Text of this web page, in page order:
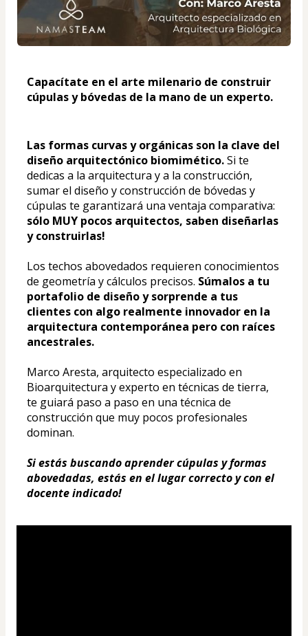
Capacítate en el arte milenario de construir
cúpulas y bóvedas de la mano de un experto.
Las formas curvas y orgánicas son la clave del
diseño arquitectónico biomimético. Si te
dedicas a la arquitectura y a la construcción,
sumar el diseño y construcción de bóvedas y
sólo MUY pocos arquitectos, saben diseñarlas
y construirlas!
Los techos abovedados requieren conocimientos
de geometría y cálculos precisos. Súmalos a tu
portafolio de diseño y sorprende a tus
clientes con algo realmente innovador en la
arquitectura contemporánea pero con raíces
ancestrales.
Marco Aresta, arquitecto especializado en
Bioarquitectura y experto en técnicas de tierra,
te guiará paso a paso en una técnica de
construcción que muy pocos profesionales
dominan.
Si estás buscando aprender cúpulas y formas
abovedadas, estás en el lugar correcto y con el
docente indicado!